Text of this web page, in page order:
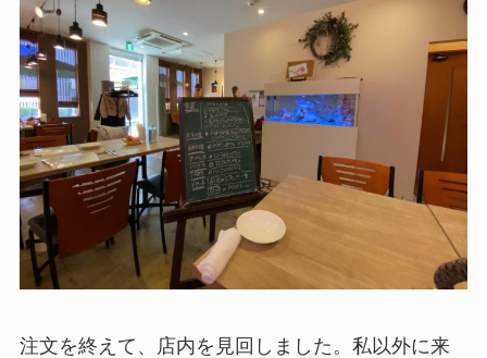
注文を終えて、店内を見回しました。私以外に来